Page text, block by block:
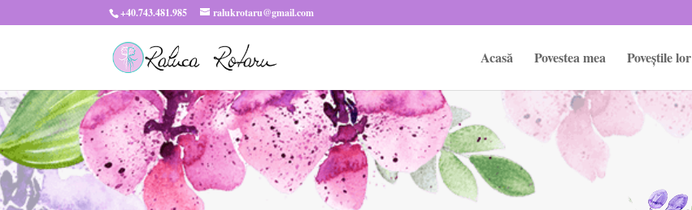
+40.743.481.985 ralukrotaru@gmail.com
Acasă Povestea mea Poveștile lor